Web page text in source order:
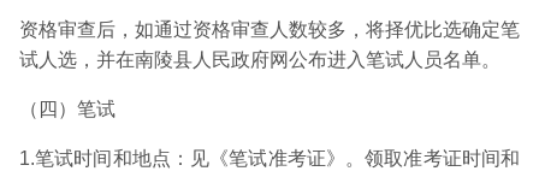
资格审查后，如通过资格审查人数较多，将择优比选确定笔
试人选，并在南陵县人民政府网公布进入笔试人员名单。
（四）笔试
1.笔试时间和地点：见《笔试准考证》。领取准考证时间和